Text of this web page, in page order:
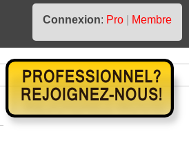
Connexion: Pro
Membre